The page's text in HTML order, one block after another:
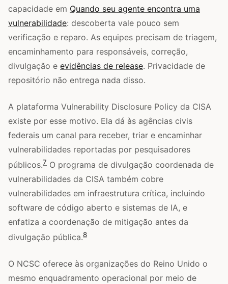
capacidade em Quando seu agente encontra uma
vulnerabilidade: descoberta vale pouco sem
verificação e reparo. As equipes precisam de triagem,
encaminhamento para responsáveis, correção,
divulgação e evidências de release. Privacidade de
repositório não entrega nada disso.
A plataforma Vulnerability Disclosure Policy da CISA
existe por esse motivo. Ela dá às agências civis
federais um canal para receber, triar e encaminhar
vulnerabilidades reportadas por pesquisadores
públicos.7 O programa de divulgação coordenada de
vulnerabilidades da CISA também cobre
vulnerabilidades em infraestrutura crítica, incluindo
software de código aberto e sistemas de IA, e
enfatiza a coordenação de mitigação antes da
divulgação pública.8
O NCSC oferece às organizações do Reino Unido o
mesmo enquadramento operacional por meio de